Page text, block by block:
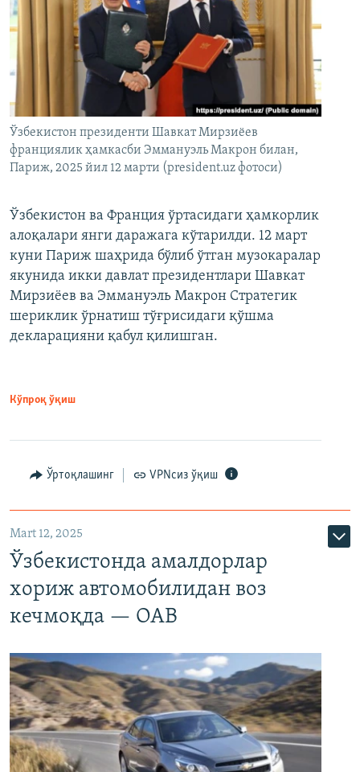
Ўзбекистон президенти Шавкат Мирзиёев
франциялик ҳамкасби Эммануэль Макрон билан,
Париж, 2025 йил 12 марти (president.uz фотоси)
Ўзбекистон ва Франция ўртасидаги ҳамкорлик
алоқалари янги даражага кўтарилди. 12 март
куни Париж шаҳрида бўлиб ўтган музокаралар
якунида икки давлат президентлари Шавкат
Мирзиёев ва Эммануэль Макрон Стратегик
шериклик ўрнатиш тўғрисидаги қўшма
декларацияни қабул қилишган.
Кўпроқ ўқиш
Ўртоқлашинг VPNсиз ўқиш
Mart 12, 2025
Ўзбекистонда амалдорлар
хориж автомобилидан воз
кечмоқда — ОАВ